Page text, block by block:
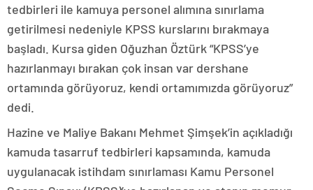
tedbirleri ile kamuya personel alımına sınırlama
getirilmesi nedeniyle KPSS kurslarını bırakmaya
başladı. Kursa giden Oğuzhan Öztürk “KPSS’ye
hazırlanmayı bırakan çok insan var dershane
ortamında görüyoruz, kendi ortamımızda görüyoruz”
dedi.
Hazine ve Maliye Bakanı Mehmet Şimşek’in açıkladığı
kamuda tasarruf tedbirleri kapsamında, kamuda
uygulanacak istihdam sınırlaması Kamu Personel